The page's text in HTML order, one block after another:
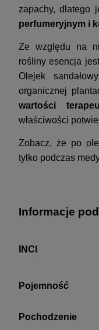
zapachy, dlatego
perfumeryjnym i
Ze względu na
rośliny esencja
Olejek
organicznej
wartości
właściwości
Zobacz, że po
tylko podczas
Informacje
INCI
Pojemność
Pochodzenie